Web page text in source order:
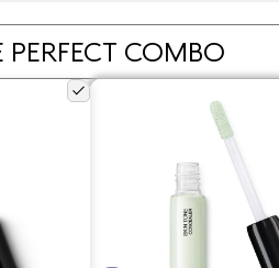
PERFECT COMBO